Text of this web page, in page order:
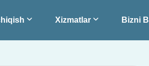
Xizmatlar Bizni